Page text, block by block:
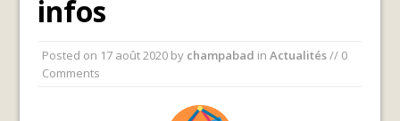
infos
Posted on 17 août 2020 by champabad inActualités// 0
Comments